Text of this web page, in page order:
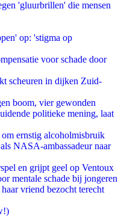
'gluurbrillen' die mensen
op: 'stigma op
voor schade door
scheuren in dijken Zuid-
boom, vier gewonden
politieke mening, laat
ernstig alcoholmisbruik
NASA-ambassadeur naar
en grijpt geel op Ventoux
mentale schade bij jongeren
vriend bezocht terecht